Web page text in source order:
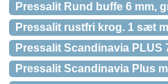
Pressalit Rund buffe 6 mm,
Pressalit rustfri krog. 1 sæt
Pressalit Scandinavia
Pressalit Scandinavia Plus